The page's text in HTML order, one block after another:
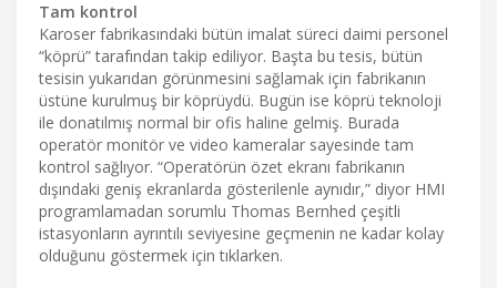
Tam kontrol
Karoser fabrikasındaki bütün imalat süreci daimi personel
“köprü” tarafından takip ediliyor. Başta bu tesis, bütün
tesisin yukarıdan görünmesini sağlamak için fabrikanın
üstüne kurulmuş bir köprüydü. Bugün ise köprü teknoloji
ile donatılmış normal bir ofis haline gelmiş. Burada
operatör monitör ve video kameralar sayesinde tam
kontrol sağlıyor. “Operatörün özet ekranı fabrikanın
dışındaki geniş ekranlarda gösterilenle aynıdır,” diyor HMI
programlamadan sorumlu Thomas Bernhed çeşitli
istasyonların ayrıntılı seviyesine geçmenin ne kadar kolay
olduğunu göstermek için tıklarken.